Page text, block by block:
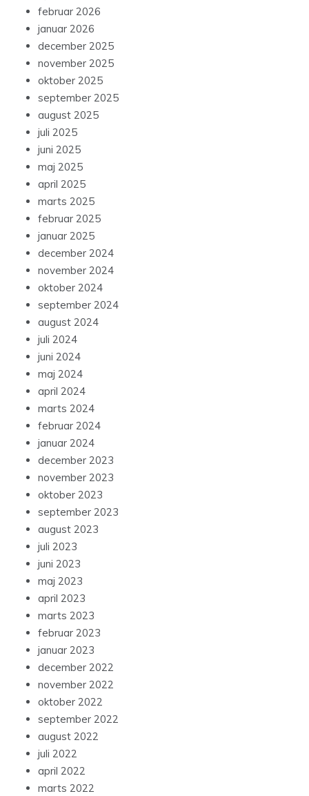
februar 2026
januar 2026
december 2025
november 2025
oktober 2025
september 2025
august 2025
juli 2025
juni 2025
maj 2025
april 2025
marts 2025
februar 2025
januar 2025
december 2024
november 2024
oktober 2024
september 2024
august 2024
juli 2024
juni 2024
maj 2024
april 2024
marts 2024
februar 2024
januar 2024
december 2023
november 2023
oktober 2023
september 2023
august 2023
juli 2023
juni 2023
maj 2023
april 2023
marts 2023
februar 2023
januar 2023
december 2022
november 2022
oktober 2022
september 2022
august 2022
juli 2022
april 2022
marts 2022